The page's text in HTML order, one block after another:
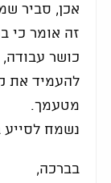
אכן, סביר
זה אומר כי
כושר
להעמיד את
מטעמך.
נשמח
בברכה,